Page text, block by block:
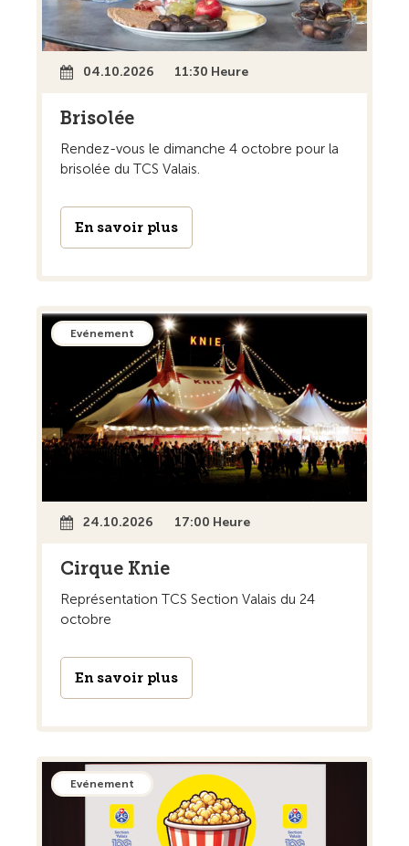
04.10.2026 11:30 Heure
Brisolée
Rendez-vous le dimanche 4 octobre pour la
brisolée du TCS Valais.
En savoir plus
Evénement
24.10.2026 17:00 Heure
Cirque Knie
Représentation TCS Section Valais du 24
octobre
En savoir plus
Evénement